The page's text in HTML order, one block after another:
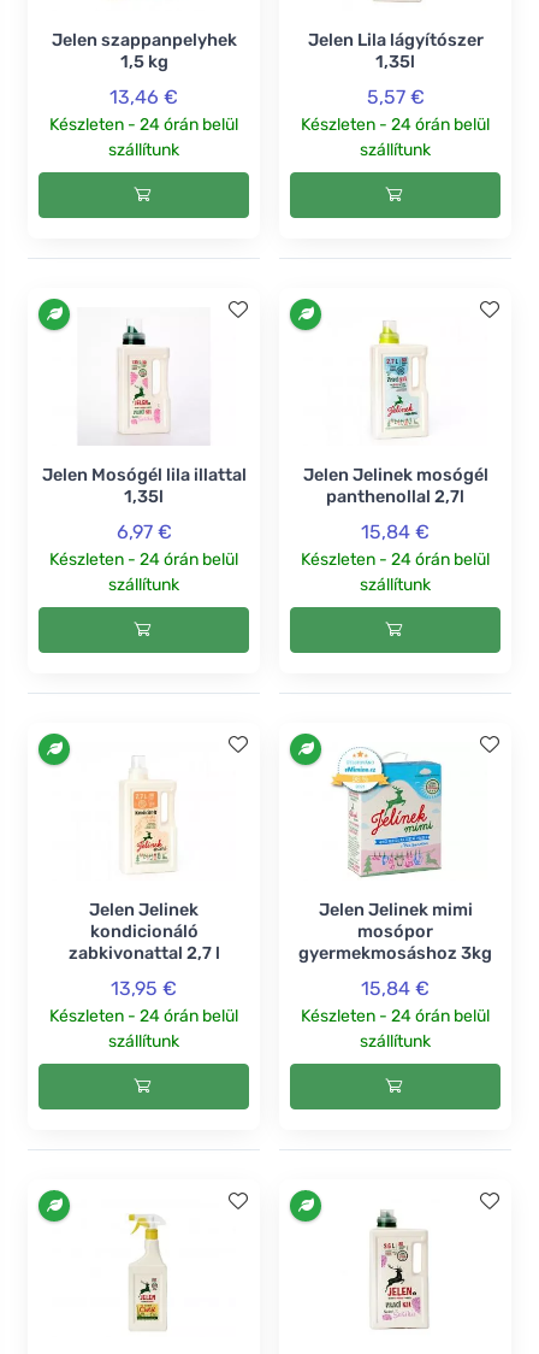
Jelen szappanpelyhek
1,5 kg
13,46 €
Készleten - 24 órán belül
szállítunk
Jelen Lila lágyítószer
1,35l
5,57 €
Készleten - 24 órán belül
szállítunk
Jelen Mosógél lila illattal
1,35l
6,97 €
Készleten - 24 órán belül
szállítunk
Jelen Jelinek mosógél
panthenollal 2,7l
15,84 €
Készleten - 24 órán belül
szállítunk
Jelen Jelinek
kondicionáló
zabkivonattal 2,7 l
13,95 €
Készleten - 24 órán belül
szállítunk
Jelen Jelinek mimi
mosópor
gyermekmosáshoz 3kg
15,84 €
Készleten - 24 órán belül
szállítunk